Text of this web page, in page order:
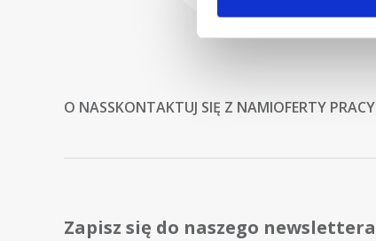
O NASSKONTAKTUJ SIĘ Z NAMIOFERTY PRACY
Zapisz się do naszego newslettera